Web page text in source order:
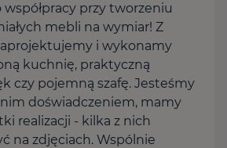
współpracy przy tworzeniu
mebli na wymiar! Z
i wykonamy
kuchnię, praktyczną
czy pojemną szafę. Jesteśmy
doświadczeniem, mamy
realizacji - kilka z nich
na zdjęciach. Wspólnie